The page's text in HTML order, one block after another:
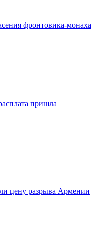
фронтовика-монаха
пришла
цену разрыва Армении